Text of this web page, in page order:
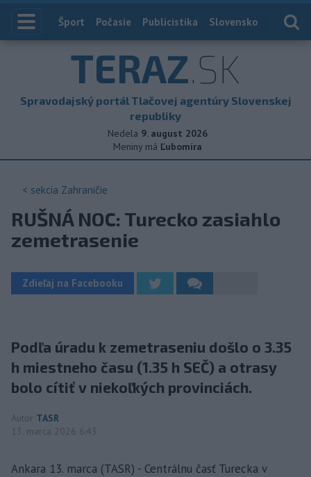
Index
Šport Počasie Publicistika Slovensko
TERAZ.SK
Spravodajský portál Tlačovej agentúry Slovenskej
republiky
Nedela 9. august 2026
Meniny má Ľubomíra
< sekcia Zahraničie
RUŠNÁ NOC: Turecko zasiahlo
zemetrasenie
Zdieľaj na Facebooku
Podľa úradu k zemetraseniu došlo o 3.35
h miestneho času (1.35 h SEČ) a otrasy
bolo cítiť v niekoľkých provinciách.
Autor TASR
13. marca 2026 6:43
Ankara 13. marca (TASR) - Centrálnu časť Turecka v